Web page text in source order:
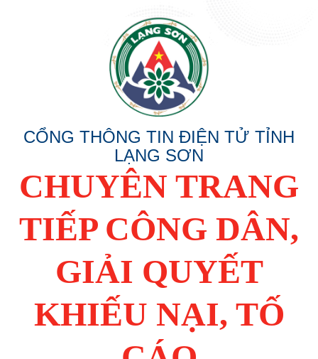
CỔNG THÔNG TIN ĐIỆN TỬ TỈNH
LẠNG SƠN
CHUYÊN TRANG
TIẾP CÔNG DÂN,
GIẢI QUYẾT
KHIẾU NẠI, TỐ